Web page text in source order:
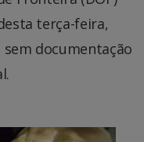
terça-feira,
documentação